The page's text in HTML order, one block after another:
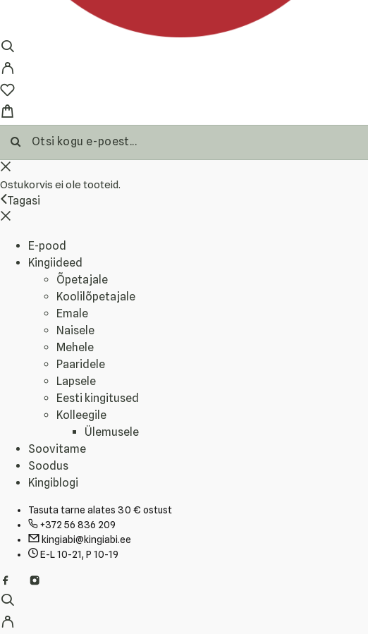
Ostukorvis ei ole tooteid.
Tagasi
E-pood
Kingiideed
Õpetajale
Koolilõpetajale
Emale
Naisele
Mehele
Paaridele
Lapsele
Eesti kingitused
Kolleegile
Ülemusele
Soovitame
Soodus
Kingiblogi
Tasuta tarne alates 30 € ostust
+372 56 836 209
kingiabi@kingiabi.ee
E-L 10-21, P 10-19